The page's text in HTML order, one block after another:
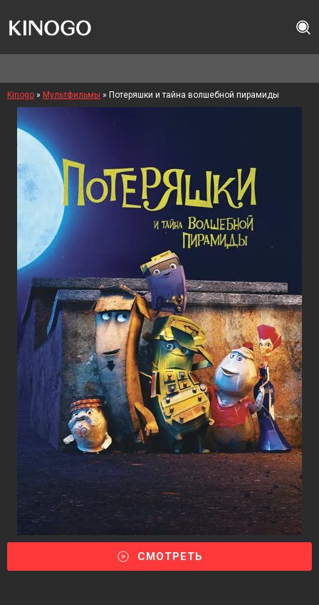
Kinogo » Мультфильмы » Потеряшки и тайна волшебной пирамиды
СМОТРЕТЬ